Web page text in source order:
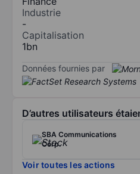
Industrie
-
Capitalisation
1bn
Données fournies par
D’autres utilisateurs
SBA Communications
Corp.
Voir toutes les actions